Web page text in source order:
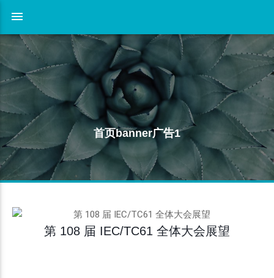
首页banner广告1
第 108 届 IEC/TC61 全体大会展望